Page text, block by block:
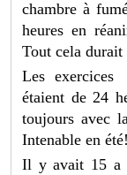
chambre à
heures en
Tout cela durait
Les exercices
étaient de 24
toujours avec
Intenable en été!
Il y avait 15 a